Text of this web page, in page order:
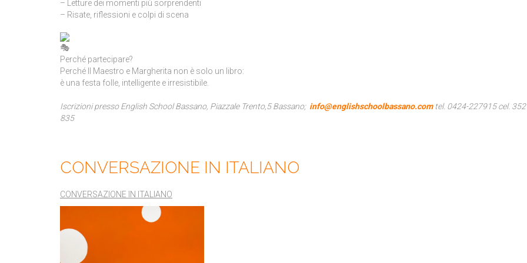
– Letture dei momenti più sorprendenti
– Risate, riflessioni e colpi di scena
Perché partecipare?
Perché Il Maestro e Margherita non è solo un libro:
è una festa folle, intelligente e irresistibile.
Iscrizioni presso English School Bassano, Piazzale Trento,5 Bassano; info@englishschoolbassano.com tel. 0424-227915 cel.
835
CONVERSAZIONE IN ITALIANO
CONVERSAZIONE IN ITALIANO